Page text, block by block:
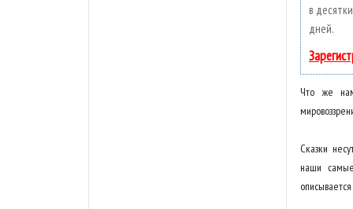
в
дней.
Что же
Сказки
наши самые